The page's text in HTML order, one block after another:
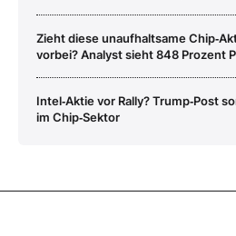
Zieht diese unaufhaltsame
vorbei? Analyst sieht 848 Prozent
Intel‑Aktie vor Rally? Trump‑Post
im Chip‑Sektor